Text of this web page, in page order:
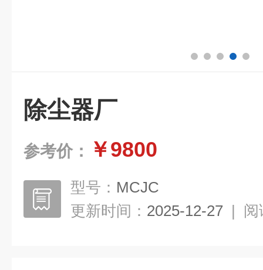
除尘器厂
参考价： ￥9800
型号： MCJC
更新时间： 2025-12-27 | 阅